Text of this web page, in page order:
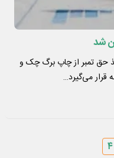
شد
حق تمبر از چاپ برگ چک و
قرار می‌گیرد…
۴